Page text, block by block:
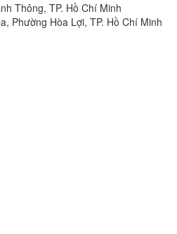
Thông, TP. Hồ Chí Minh
Phường Hòa Lợi, TP. Hồ Chí Minh